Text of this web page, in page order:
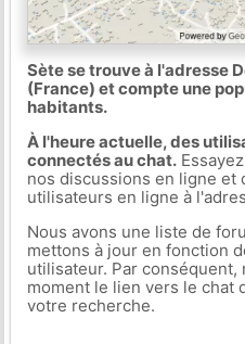
Sète se trouve à l'adresse
(France) et compte une
habitants.
À l'heure actuelle, des
connectés au chat.
nos discussions en ligne et
utilisateurs en ligne à
Nous avons une liste de
mettons à jour en fonction
utilisateur. Par
moment le lien vers le chat
votre recherche.